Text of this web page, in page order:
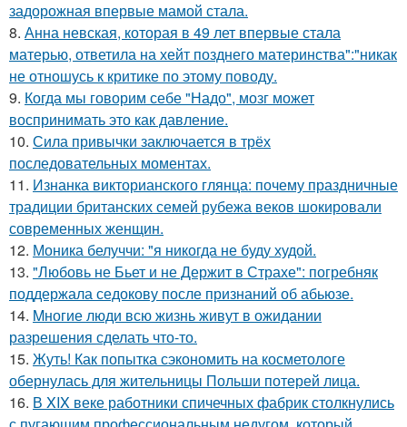
задорожная впервые мамой стала.
8. Анна невская, которая в 49 лет впервые стала
матерью, ответила на хейт позднего материнства":"никак
не отношусь к критике по этому поводу.
9. Когда мы говорим себе "Надо", мозг может
воспринимать это как давление.
10. Сила привычки заключается в трёх
последовательных моментах.
11. Изнанка викторианского глянца: почему праздничные
традиции британских семей рубежа веков шокировали
современных женщин.
12. Моника белуччи: "я никогда не буду худой.
13. "Любовь не Бьет и не Держит в Страхе": погребняк
поддержала седокову после признаний об абьюзе.
14. Mногие люди всю жизнь живут в ожидании
разрешения сделать что-то.
15. Жуть! Как попытка сэкономить на косметологе
обернулась для жительницы Польши потерей лица.
16. В XIX веке работники спичечных фабрик столкнулись